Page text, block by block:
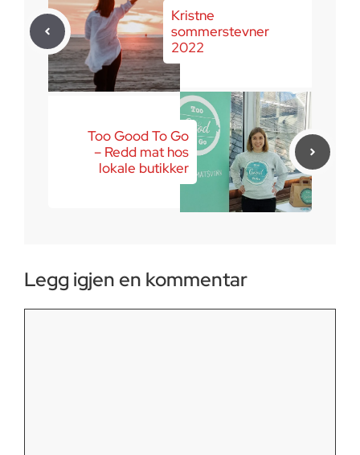
Kristne
sommerstevner
2022
Too Good To Go
– Redd mat hos
lokale butikker
Legg igjen en kommentar